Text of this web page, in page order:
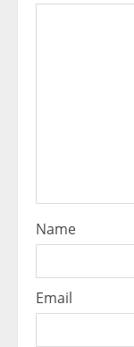
Name
Email